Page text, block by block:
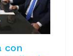
con